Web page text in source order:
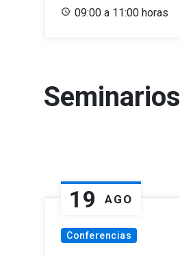
09:00 a 11:00 horas
Seminarios
19 AGO
Conferencias